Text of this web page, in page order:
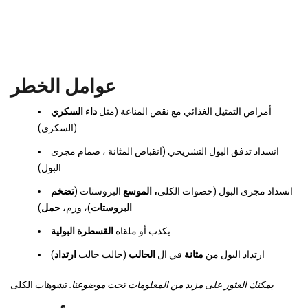
عوامل الخطر
أمراض التمثيل الغذائي مع نقص المناعة (مثل داء السكري
(السكرى)
انسداد تدفق البول التشريحي (انقباض المثانة ، صمام مجرى
البول)
انسداد مجرى البول (حصوات الكلى، الموسع البروستات (تضخم
البروستات)، ورم، حمل)
يكذب أو ملقاه القسطرة البولية
ارتداد البول من مثانة في ال الحالب (حالب حالب ارتداد)
يمكنك العثور على مزيد من المعلومات تحت موضوعنا: تشوهات الكلى